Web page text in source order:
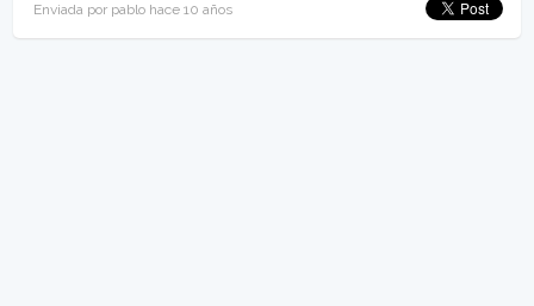
Enviada por pablo hace 10 años